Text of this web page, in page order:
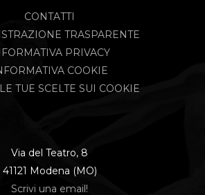
CONTATTI
TRASPARENTE
PRIVACY
COOKIE
TUE SCELTE SUI COOKIE
Via del Teatro, 8
41121 Modena (MO)
Scrivi una email!